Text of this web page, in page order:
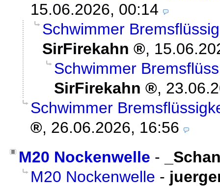
15.06.2026, 00:14
Schwimmer
SirFirekahn
,
Schwimmer
SirFirekahn
,
Schwimmer
, 26.06.2026, 16:56
M20 Nockenwelle -
M20 Nockenwelle -